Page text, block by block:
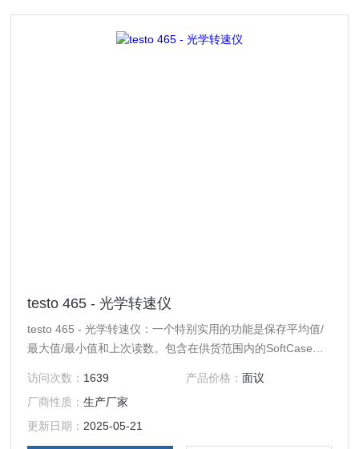
testo 465 - 光学转速仪
testo 465 - 光学转速仪：一个特别实用的功能是保存平均值/
最大值/最小值和上次读数。包含在供货范围内的SoftCase用
箱。
访问次数： 1639 产品价格： 面议
厂商性质：生产厂家
更新日期： 2025-05-21